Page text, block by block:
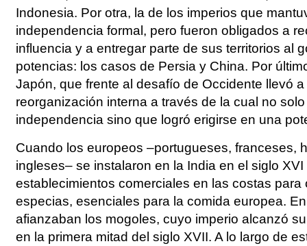
Indonesia. Por otra, la de los imperios que
independencia formal, pero fueron obligados a
influencia y a entregar parte de sus territorios al
potencias: los casos de Persia y China. Por
Japón, que frente al desafío de Occidente llevó
reorganización interna a través de la cual no
independencia sino que logró erigirse en una
Cuando los europeos –portugueses, franceses,
ingleses– se instalaron en la India en el siglo
establecimientos comerciales en las costas para
especias, esenciales para la comida europea.
afianzaban los mogoles, cuyo imperio alcanzó
en la primera mitad del siglo XVII. A lo largo de